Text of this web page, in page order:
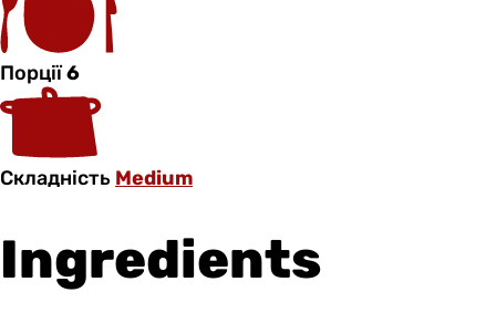
Порції6
Складність Medium
Ingredients